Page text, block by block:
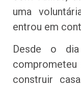
uma
entrou em
Desde o
construir